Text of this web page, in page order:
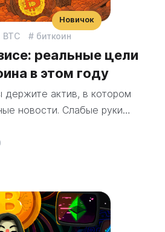
BTC биткоин
реальные цели
в этом году
держите актив, в котором
новости. Слабые руки…
Новичок